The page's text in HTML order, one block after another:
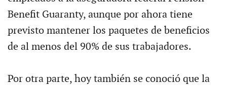
Benefit Guaranty, aunque por ahora tiene
previsto mantener los paquetes de beneficios
de al menos del 90% de sus trabajadores.
Por otra parte, hoy también se conoció que la